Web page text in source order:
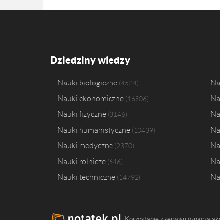
Dziedziny wiedzy
Nauki biologiczne 4524
Nauki ekonomiczne 16806
Nauki fizyczne 3146
Nauki humanistyczne 10439
Nauki medyczne 2370
Nauki rolnicze 646
Nauki techniczne 14792